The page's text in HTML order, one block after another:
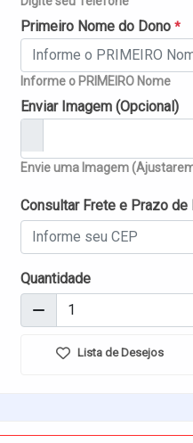
Primeiro Nome do Dono *
Informe o PRIMEIRO Nome
Enviar Imagem (Opcional)
Envie uma Imagem
Consultar Frete e Prazo de
Quantidade
Lista de Desejos